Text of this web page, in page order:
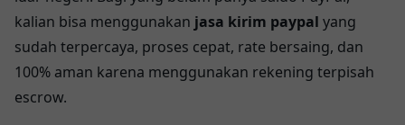
kalian bisa menggunakan jasa kirim paypal yang
sudah terpercaya, proses cepat, rate bersaing, dan
100% aman karena menggunakan rekening terpisah
escrow.